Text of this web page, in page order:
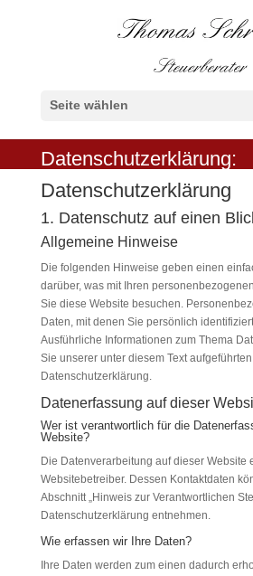
Seite wählen
Datenschutzerklärung:
Datenschutz­erklärung
1. Datenschutz auf einen
Allgemeine Hinweise
Die folgenden Hinweise geben einen
darüber, was mit Ihren
Sie diese Website besuchen.
Daten, mit denen Sie persönlich
Ausführliche Informationen zum Thema
Sie unserer unter diesem Text aufgeführten
Datenschutzerklärung.
Datenerfassung auf dieser
Wer ist verantwortlich für die
Website?
Die Datenverarbeitung auf dieser Website
Websitebetreiber. Dessen Kontaktdaten
Abschnitt „Hinweis zur Verantwortlichen
Datenschutzerklärung entnehmen.
Wie erfassen wir Ihre Daten?
Ihre Daten werden zum einen dadurch